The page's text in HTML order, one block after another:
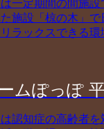
一定期間の間施
施設「椋の木」
ラックスできる
ムぽっぽ
認知症の高齢者